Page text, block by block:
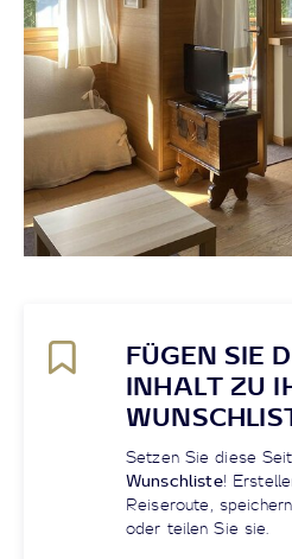
FÜGEN SIE
INHALT ZU
Setzen Sie diese
Wunschliste!
Reiseroute,
oder teilen Sie sie.